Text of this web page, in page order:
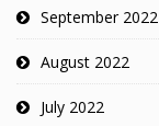
September 2022
August 2022
July 2022